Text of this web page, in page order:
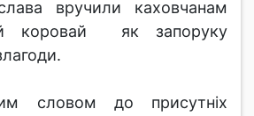
вручили каховчанам
коровай як запоруку
словом до присутніх